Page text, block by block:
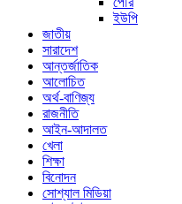
ইউপি
জাতীয়
সারাদেশ
আন্তর্জাতিক
আলোচিত
অর্থ-বাণিজ্য
রাজনীতি
আইন-আদালত
খেলা
শিক্ষা
বিনোদন
সোশ্যাল মিডিয়া